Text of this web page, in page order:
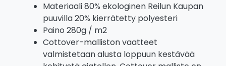
Materiaali 80% ekologinen Reilun Kaupan
puuvilla 20% kierrätetty polyesteri
Paino 280g / m2
Cottover-malliston vaatteet
valmistetaan alusta loppuun kestävää